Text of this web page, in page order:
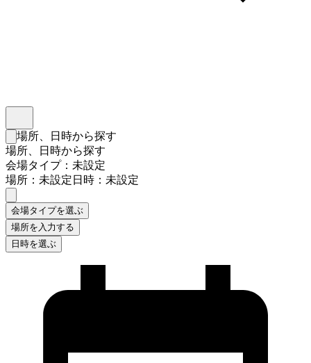
検索フォームを閉じる
場所、日時から探す
場所、日時から探す
会場タイプ：未設定
場所：未設定日時：未設定
会場タイプを選ぶ
場所を入力する
日時を選ぶ